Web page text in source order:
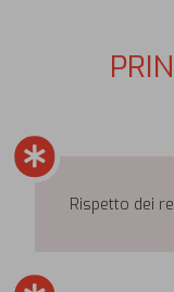
Rispetto dei